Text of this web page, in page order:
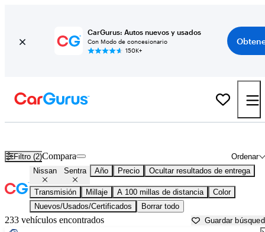
CarGurus: Autos nuevos y usados
Con Modo de concesionario
150K+
Filtro (2) Ordenar
Compara
Nissan Sentra Año Precio Ocultar resultados de entrega
Transmisión Millaje A 100 millas de distancia
Color
Nuevos/Usados/Certificados
Borrar todo
233 vehículos encontrados Guardar